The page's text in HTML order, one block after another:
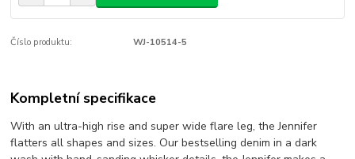
Číslo produktu: WJ-10514-5
Kompletní specifikace
With an ultra-high rise and super wide flare leg, the Jennifer
flatters all shapes and sizes. Our bestselling denim in a dark